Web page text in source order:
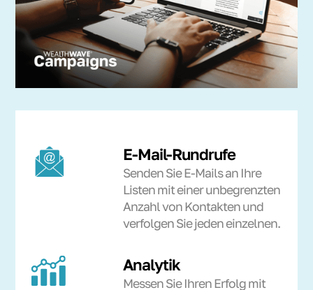
E-Mail-Rundrufe
Senden Sie E-Mails an Ihre
Listen mit einer unbegrenzten
Anzahl von Kontakten und
verfolgen Sie jeden einzelnen.
Analytik
Messen Sie Ihren Erfolg mit